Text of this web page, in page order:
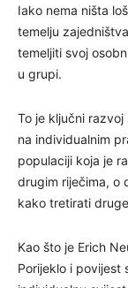
Iako nema ništa
temelju
temeljiti svoj
u grupi.
To je ključni
na individualnim
populaciji koja je
drugim riječima, o
kako tretirati
Kao što je Erich
Porijeklo i povijest